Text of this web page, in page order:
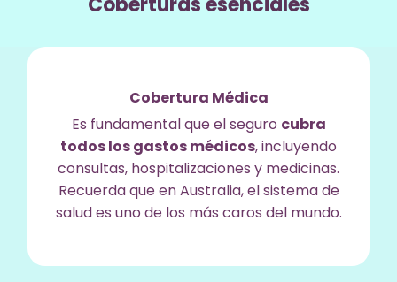
Cobertura Médica
Es fundamental que el seguro cubra
todos los gastos médicos, incluyendo
consultas, hospitalizaciones y medicinas.
Recuerda que en Australia, el sistema de
salud es uno de los más caros del mundo.